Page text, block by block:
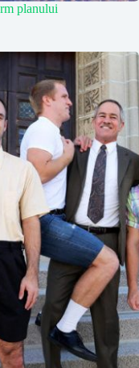
planului